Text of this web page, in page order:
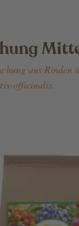
aus
officinalis.